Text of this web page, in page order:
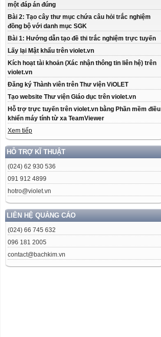
một đáp án đúng
Bài 2: Tạo cây thư mục chứa câu hỏi trắc nghiệm
đồng bộ với danh mục SGK
Bài 1: Hướng dẫn tạo đề thi trắc nghiệm trực tuyến
Lấy lại Mật khẩu trên violet.vn
Kích hoạt tài khoản (Xác nhận thông tin liên hệ) trên
violet.vn
Đăng ký Thành viên trên Thư viện ViOLET
Tạo website Thư viện Giáo dục trên violet.vn
Hỗ trợ trực tuyến trên violet.vn bằng Phần mềm điều
khiển máy tính từ xa TeamViewer
Xem tiếp
HỖ TRỢ KĨ THUẬT
(024) 62 930 536
091 912 4899
hotro@violet.vn
LIÊN HỆ QUẢNG CÁO
(024) 66 745 632
096 181 2005
contact@bachkim.vn